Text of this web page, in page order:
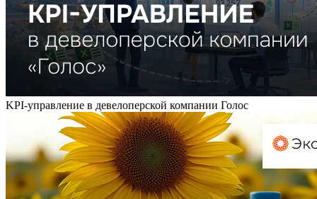
KPI-управление в девелоперской компании Голос